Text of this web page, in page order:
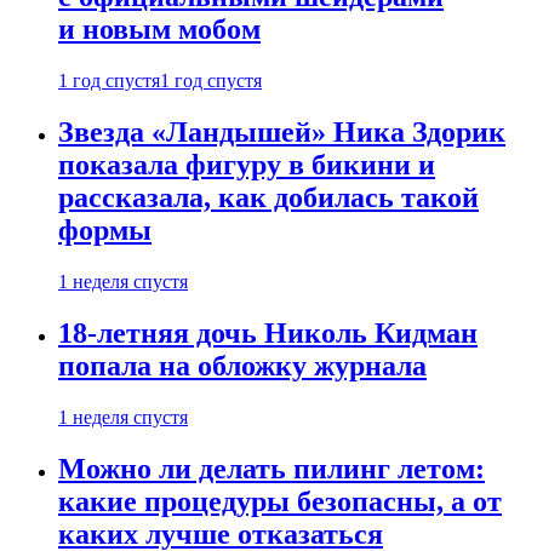
и новым мобом
1 год спустя1 год спустя
Звезда «Ландышей» Ника Здорик
показала фигуру в бикини и
рассказала, как добилась такой
формы
1 неделя спустя
18-летняя дочь Николь Кидман
попала на обложку журнала
1 неделя спустя
Можно ли делать пилинг летом:
какие процедуры безопасны, а от
каких лучше отказаться